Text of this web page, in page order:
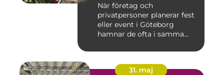
När företag och
privatpersoner planerar fest
eller event i Göteborg
hamnar de ofta i samma
31. maj